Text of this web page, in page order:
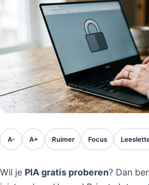
A- A+ Ruimer Focus
Wil je PIA gratis proberen? Dan